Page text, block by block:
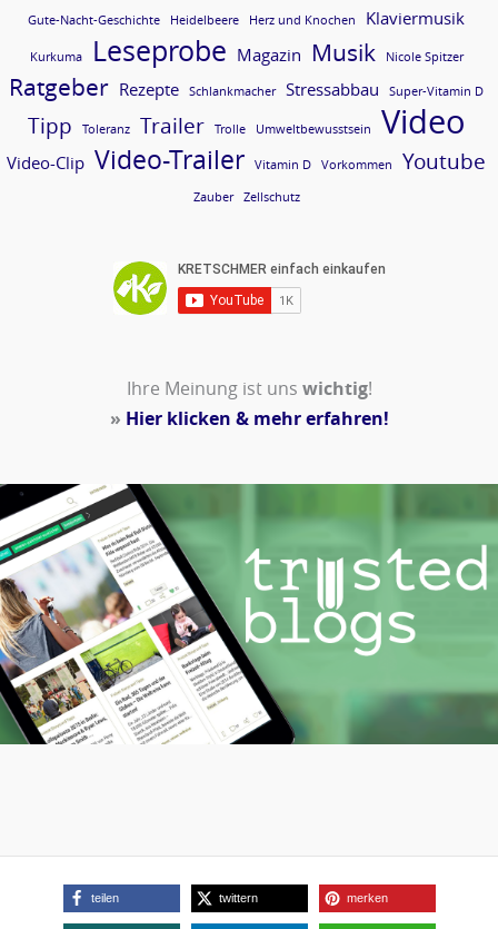
Gute-Nacht-Geschichte Heidelbeere Herz und Knochen Klaviermusik
Kurkuma Leseprobe Magazin Musik Nicole Spitzer
Ratgeber Rezepte Schlankmacher Stressabbau Super-Vitamin D
Tipp Toleranz Trailer Trolle Umweltbewusstsein Video
Video-Clip Video-Trailer Vitamin D Vorkommen Youtube
Zauber Zellschutz
Ihre Meinung ist uns wichtig!
» Hier klicken & mehr erfahren!
teilen twittern merken